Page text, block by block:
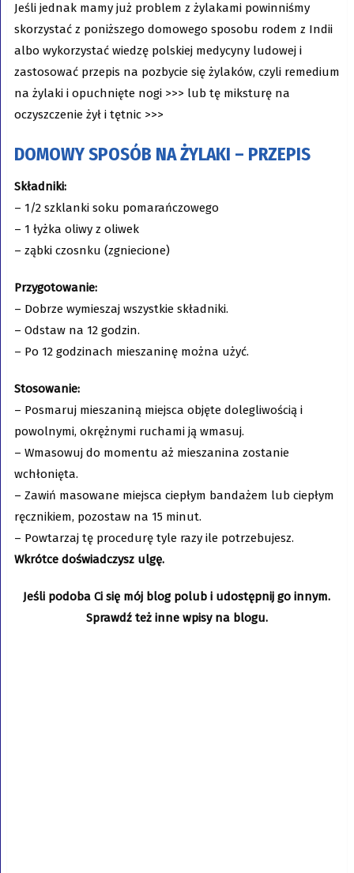
Jeśli jednak mamy już problem z żylakami powinniśmy
skorzystać z poniższego domowego sposobu rodem z Indii
albo wykorzystać wiedzę polskiej medycyny ludowej i
zastosować przepis na pozbycie się żylaków, czyli remedium
na żylaki i opuchnięte nogi >>> lub tę miksturę na
oczyszczenie żył i tętnic >>>
DOMOWY SPOSÓB NA ŻYLAKI – PRZEPIS
Składniki:
– 1/2 szklanki soku pomarańczowego
– 1 łyżka oliwy z oliwek
– ząbki czosnku (zgniecione)
Przygotowanie:
– Dobrze wymieszaj wszystkie składniki.
– Odstaw na 12 godzin.
– Po 12 godzinach mieszaninę można użyć.
Stosowanie:
– Posmaruj mieszaniną miejsca objęte dolegliwością i
powolnymi, okrężnymi ruchami ją wmasuj.
– Wmasowuj do momentu aż mieszanina zostanie
wchłonięta.
– Zawiń masowane miejsca ciepłym bandażem lub ciepłym
ręcznikiem, pozostaw na 15 minut.
– Powtarzaj tę procedurę tyle razy ile potrzebujesz.
Wkrótce doświadczysz ulgę.
Jeśli podoba Ci się mój blog polub i udostępnij go innym.
Sprawdź też inne wpisy na blogu.